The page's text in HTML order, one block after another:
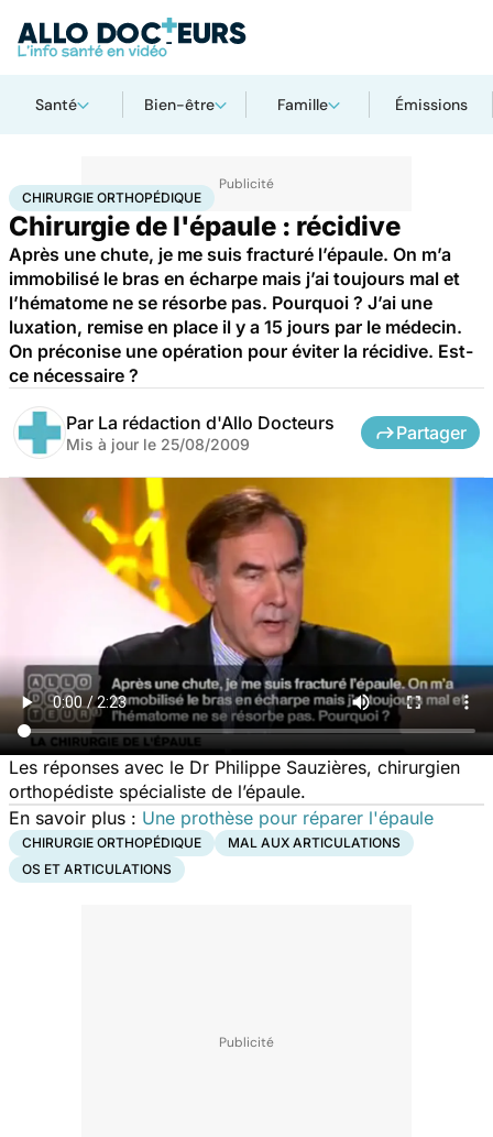
Santé Bien-être Famille Émissions
AccueilSantéMaladiesChirurgie orthopédique
CHIRURGIE ORTHOPÉDIQUE
Chirurgie de l'épaule : récidive
Après une chute, je me suis fracturé l’épaule. On m’a
immobilisé le bras en écharpe mais j’ai toujours mal et
l’hématome ne se résorbe pas. Pourquoi ? J’ai une
luxation, remise en place il y a 15 jours par le médecin.
On préconise une opération pour éviter la récidive. Est-
ce nécessaire ?
Par La rédaction d'Allo Docteurs
Mis à jour le 25/08/2009
Partager
Les réponses avec le Dr Philippe Sauzières, chirurgien
orthopédiste spécialiste de l’épaule.
En savoir plus : Une prothèse pour réparer l'épaule
CHIRURGIE ORTHOPÉDIQUE
MAL AUX ARTICULATIONS
OS ET ARTICULATIONS